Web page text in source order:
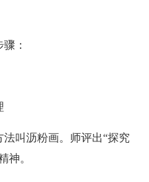
：
叫沥粉画。师评出“探究
神。